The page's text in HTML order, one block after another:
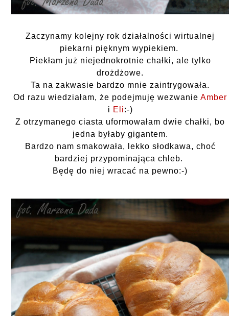
Zaczynamy kolejny rok działalności wirtualnej
piekarni pięknym wypiekiem.
Piekłam już niejednokrotnie chałki, ale tylko
drożdżowe.
Ta na zakwasie bardzo mnie zaintrygowała.
Od razu wiedziałam, że podejmuję wezwanieAmber
i Eli:-)
Z otrzymanego ciasta uformowałam dwie chałki, bo
jedna byłaby gigantem.
Bardzo nam smakowała, lekko słodkawa, choć
bardziej przypominająca chleb.
Będę do niej wracać na pewno:-)